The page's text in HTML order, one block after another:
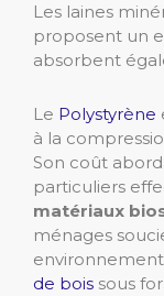
Les laines
proposent un
absorbent
Le Polystyrène
à la
Son coût
particuliers
matériaux
ménages
de bois sous